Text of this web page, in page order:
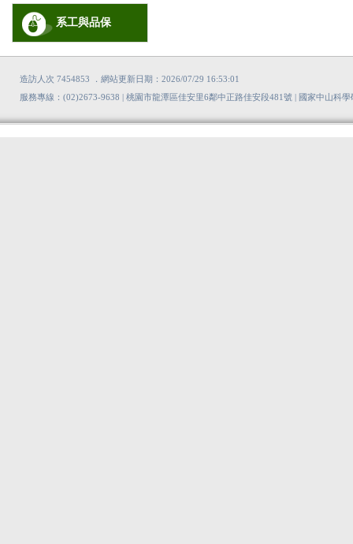
系工與品保
造訪人次 7454853 ．網站更新日期：2026/07/29 16:53:01
服務專線：(02)2673-9638 | 桃園市龍潭區佳安里6鄰中正路佳安段481號 | 國家中山科